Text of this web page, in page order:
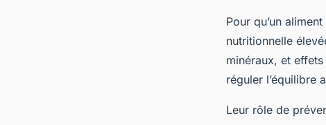
Pour qu’un
nutritionnelle
minéraux, et
réguler l’équilibre
Leur rôle de